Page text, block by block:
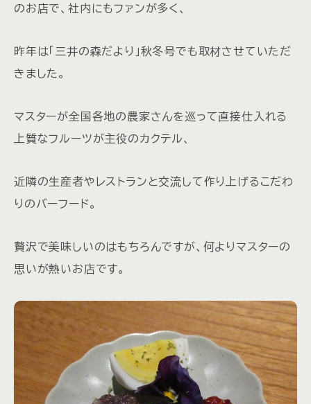
のお店で、社内にもファンが多く、
昨年は「三井の森だより」秋冬号でも取材させていただ
きました。
マスターが全国各地の農家さんを巡って直接仕入れる
上質なフルーツが主役のカクテル、
近隣の生産者やレストランと交流して作り上げるこだわ
りのバーフード。
贅沢で美味しいのはもちろんですが、何よりマスターの
思いが熱いお店です。